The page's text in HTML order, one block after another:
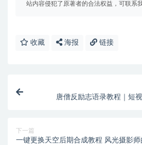
站内容侵犯了原著者的合法权益，可联系
收藏 海报 链接
唐僧反励志语录教程｜短
下一篇
一键更换天空后期合成教程 风光摄影师